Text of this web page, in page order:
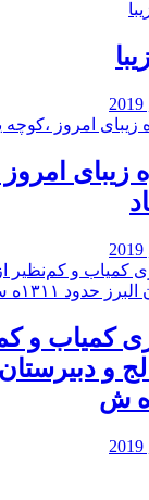
زیبای
کمیاب و
و